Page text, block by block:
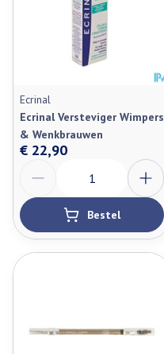
Ecrinal
Ecrinal Versteviger Wimpers
& Wenkbrauwen
€ 22,90
Bestel